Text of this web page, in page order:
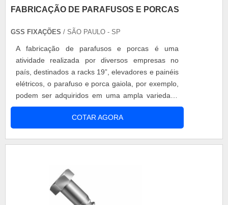
FABRICAÇÃO DE PARAFUSOS E PORCAS
GSS FIXAÇÕES / SÃO PAULO - SP
A fabricação de parafusos e porcas é uma
atividade realizada por diversos empresas no
país, destinados a racks 19”, elevadores e painéis
elétricos, o parafuso e porca gaiola, por exemplo,
podem ser adquiridos em uma ampla variedade
de modelos, entre os quais se destacam: M4; M5;
M6; M10; M12; Trivalente branco; Trivalente
amarelo. Entenda a importância de escolher uma
COTAR AGORA